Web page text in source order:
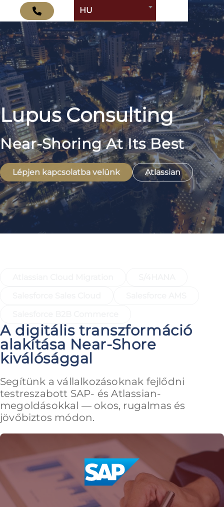
HU
Lupus Consulting
Near-Shoring At Its Best
Lépjen kapcsolatba velünk Atlassian
A digitális transzformáció
alakítása Near-Shore
kiválósággal
Segítünk a vállalkozásoknak fejlődni
testreszabott SAP- és Atlassian-
megoldásokkal — okos, rugalmas és
jövőbiztos módon.